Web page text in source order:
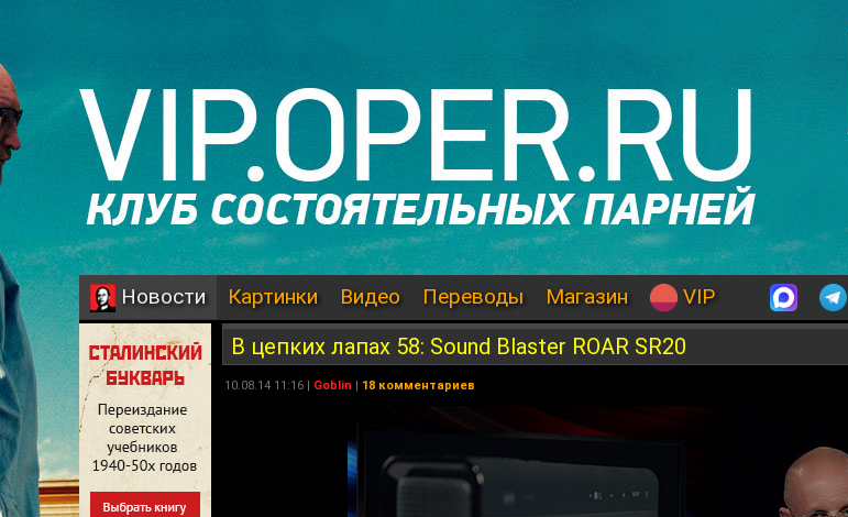
Новости Картинки Видео Переводы Магазин VIP
В цепких лапах 58: Sound Blaster ROAR SR20
10.08.14 11:16 | Goblin | 18 комментариев